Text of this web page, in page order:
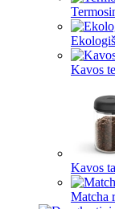
Kavos
Kavos
Matcha